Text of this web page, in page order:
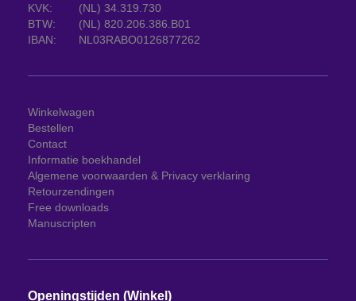
KVK:
(NL) 34.319.730
BTW:
(NL) 820.206.386.B01
IBAN:
NL03RABO0126877262
Winkelwagen
Bestellen
Contact
Informatie boekhandel
Algemene voorwaarden & Privacy verklaring
Retourzendingen
Free downloads
Manuscripten
Openingstijden (Winkel)